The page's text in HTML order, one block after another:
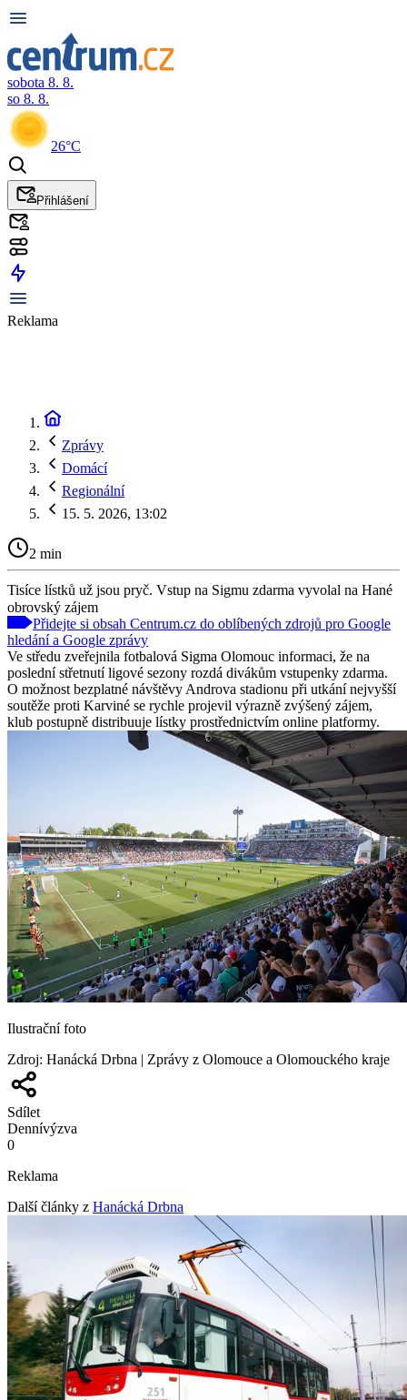
sobota 8. 8.
so 8. 8.
26°C
Přihlášení
Reklama
Zprávy
Domácí
Regionální
15. 5. 2026, 13:02
2 min
Tisíce lístků už jsou pryč. Vstup na Sigmu zdarma vyvolal na Hané
obrovský zájem
Přidejte si obsah Centrum.cz do oblíbených zdrojů pro Google
hledání a Google zprávy
Ve středu zveřejnila fotbalová Sigma Olomouc informaci, že na
poslední střetnutí ligové sezony rozdá divákům vstupenky zdarma.
O možnost bezplatné návštěvy Androva stadionu při utkání nejvyšší
soutěže proti Karviné se rychle projevil výrazně zvýšený zájem,
klub postupně distribuuje lístky prostřednictvím online platformy.
Ilustrační foto
Zdroj: Hanácká Drbna | Zprávy z Olomouce a Olomouckého kraje
Sdílet
Dennívýzva
0
Reklama
Další články z Hanácká Drbna